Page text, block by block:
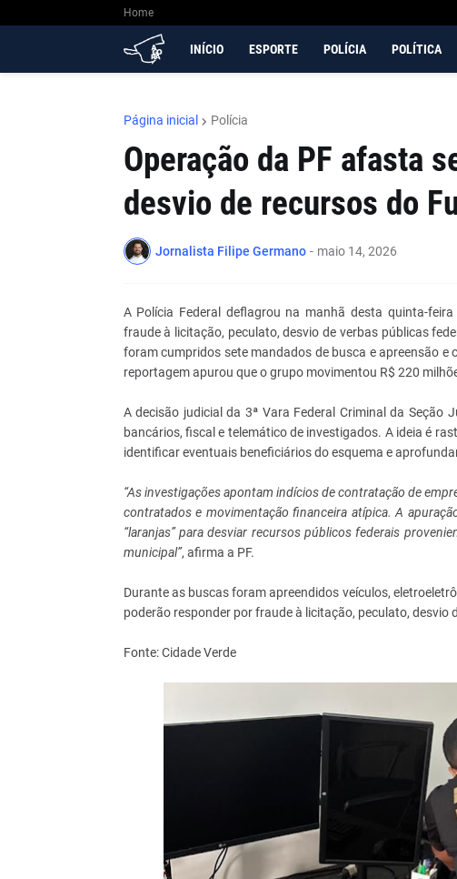
Home
INÍCIO ESPORTE POLÍCIA POLÍTICA
Página inicial Polícia
Operação da PF afasta
desvio de recursos do
Jornalista Filipe Germano - maio 14, 2026
A Polícia Federal deflagrou na manhã desta quinta-
fraude à licitação, peculato, desvio de verbas públicas
foram cumpridos sete mandados de busca e apreensão
reportagem apurou que o grupo movimentou R$ 220
A decisão judicial da 3ª Vara Federal Criminal da
bancários, fiscal e telemático de investigados. A ideia é
identificar eventuais beneficiários do esquema e
“As investigações apontam indícios de contratação de
contratados e movimentação financeira atípica. A
“laranjas” para desviar recursos públicos federais
municipal”, afirma a PF.
Durante as buscas foram apreendidos veículos,
poderão responder por fraude à licitação, peculato, desvio
Fonte: Cidade Verde